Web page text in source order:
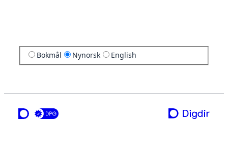
Bokmål Nynorsk English